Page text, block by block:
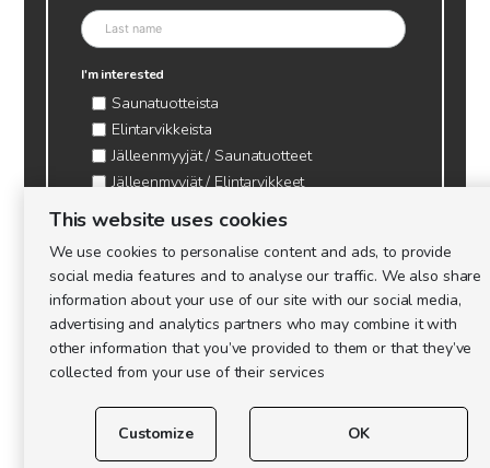
I'm interested
Saunatuotteista
Elintarvikkeista
Jälleenmyyjät / Saunatuotteet
Jälleenmyyjät / Elintarvikkeet
Kynttilätarvikkeet & mehiläisvaha
Ajankohtaista & tietopaketit tarhaajalle
This website uses cookies
We use cookies to personalise content and ads, to provide
social media features and to analyse our traffic. We also share
information about your use of our site with our social media,
advertising and analytics partners who may combine it with
other information that you’ve provided to them or that they’ve
collected from your use of their services
Customize OK